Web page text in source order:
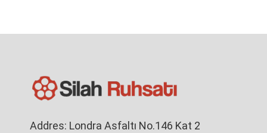
Addres: Londra Asfaltı No.146 Kat 2